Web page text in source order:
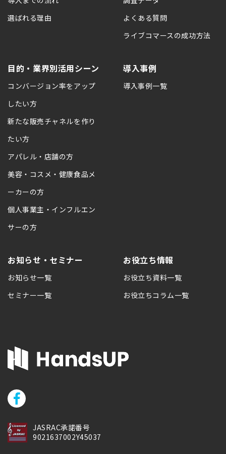
選ばれる理由
よくある質問
ライブコマースの成功方法
目的・業界別活用シーン
コンバージョン率をアップ
したい方
新たな販売チャネルを作り
たい方
アパレル・店舗の方
美容・コスメ・健康食品メ
ーカーの方
個人事業主・インフルエン
サーの方
導入事例
導入事例一覧
お知らせ・セミナー
お知らせ一覧
セミナー一覧
お役立ち情報
お役立ち資料一覧
お役立ちコラム一覧
JASRAC承諾番号
9021637002Y45037